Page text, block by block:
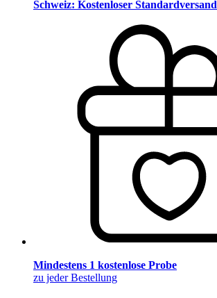
Schweiz: Kostenloser Standardversand
Mindestens 1 kostenlose Probe
zu jeder Bestellung